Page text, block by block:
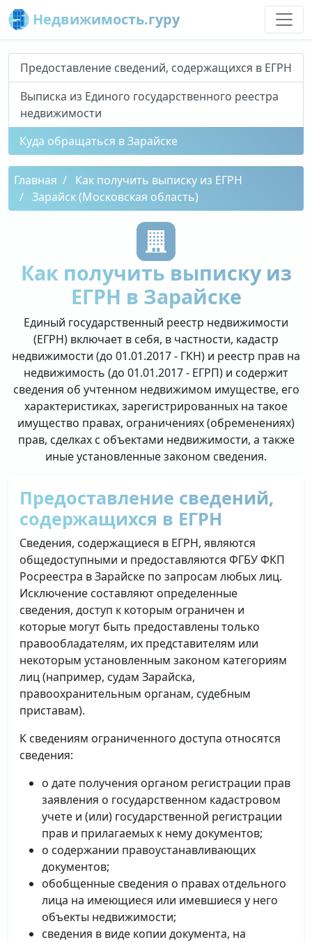
Недвижимость.гуру
Предоставление сведений, содержащихся в ЕГРН
Выписка из Единого государственного реестра
недвижимости
Куда обращаться в Зарайске
Главная
Как получить выписку из ЕГРН
Зарайск (Московская область)
Как получить выписку из
ЕГРН в Зарайске
Единый государственный реестр недвижимости
(ЕГРН) включает в себя, в частности, кадастр
недвижимости (до 01.01.2017 - ГКН) и реестр прав на
недвижимость (до 01.01.2017 - ЕГРП) и содержит
сведения об учтенном недвижимом имуществе, его
характеристиках, зарегистрированных на такое
имущество правах, ограничениях (обременениях)
прав, сделках с объектами недвижимости, а также
иные установленные законом сведения.
Предоставление сведений,
содержащихся в ЕГРН
Сведения, содержащиеся в ЕГРН, являются
общедоступными и предоставляются ФГБУ ФКП
Росреестра в Зарайске по запросам любых лиц.
Исключение составляют определенные
сведения, доступ к которым ограничен и
которые могут быть предоставлены только
правообладателям, их представителям или
некоторым установленным законом категориям
лиц (например, судам Зарайска,
правоохранительным органам, судебным
приставам).
К сведениям ограниченного доступа относятся
сведения:
о дате получения органом регистрации прав
заявления о государственном кадастровом
учете и (или) государственной регистрации
прав и прилагаемых к нему документов;
о содержании правоустанавливающих
документов;
обобщенные сведения о правах отдельного
лица на имеющиеся или имевшиеся у него
объекты недвижимости;
сведения в виде копии документа, на